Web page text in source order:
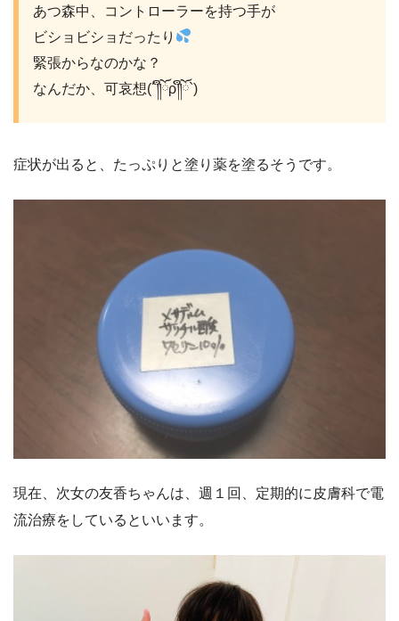
あつ森中、コントローラーを持つ手が
ビショビショだったり
緊張からなのかな？
なんだか、可哀想(´༎ຶོρ༎ຶོ`)
症状が出ると、たっぷりと塗り薬を塗るそうです。
現在、次女の友香ちゃんは、週１回、定期的に皮膚科で電
流治療をしているといいます。